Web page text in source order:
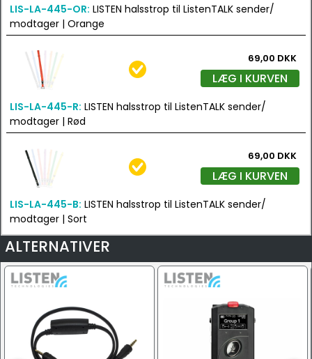
LIS-LA-445-OR: LISTEN halsstrop til ListenTALK sender/
modtager | Orange
69,00 DKK
LÆG I KURVEN
LIS-LA-445-R: LISTEN halsstrop til ListenTALK sender/
modtager | Rød
69,00 DKK
LÆG I KURVEN
LIS-LA-445-B: LISTEN halsstrop til ListenTALK sender/
modtager | Sort
ALTERNATIVER